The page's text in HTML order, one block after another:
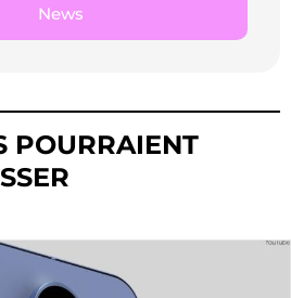
News
POURRAIENT